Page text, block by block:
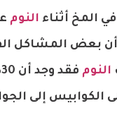
المخ أثناء النوم
بعض المشاكل
النوم
الكوابيس إلى